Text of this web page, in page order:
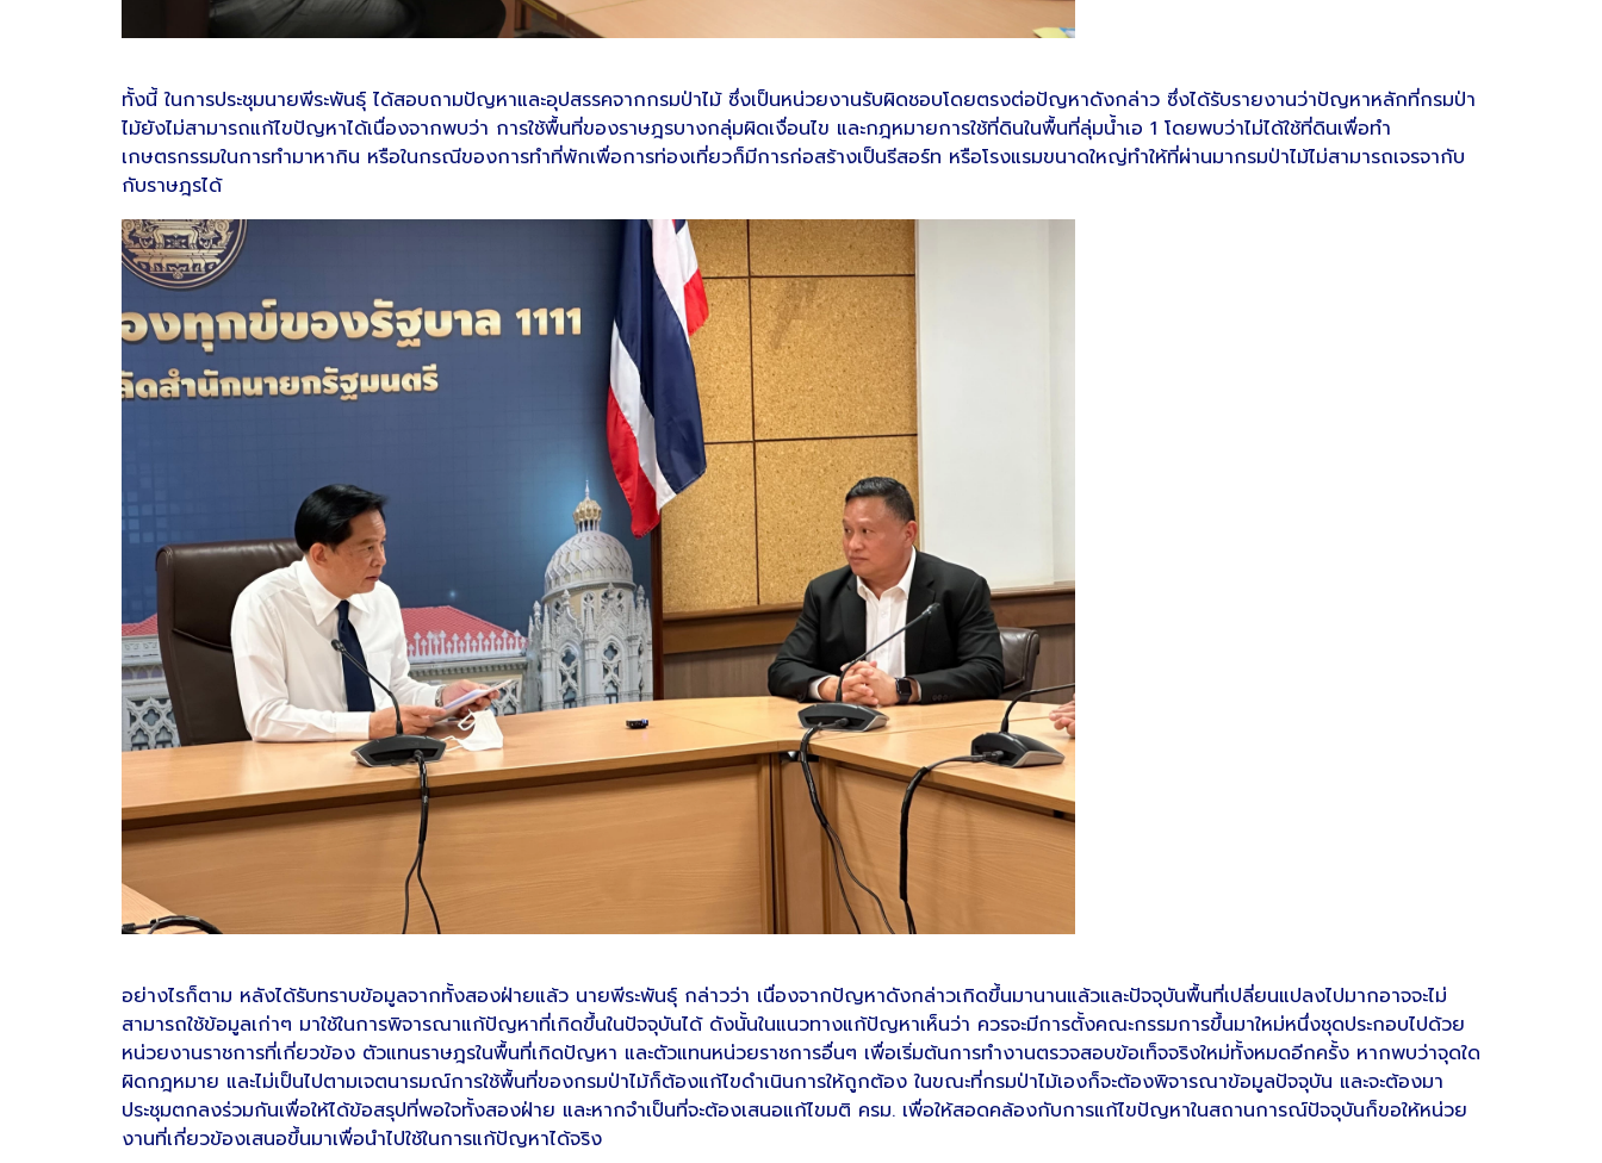
ทั้งนี้ ในการประชุมนายพีระพันธุ์ ได้สอบถามปัญหาและอุปสรรคจากกรมป่าไม้ ซึ่งเป็นหน่วยงานรับผิดชอบโดยตรงต่อปัญหาดังกล่าว ซึ่งได้รับรายงานว่าปัญหาหลักที่กรมป่า
ไม้ยังไม่สามารถแก้ไขปัญหาได้เนื่องจากพบว่า การใช้พื้นที่ของราษฎรบางกลุ่มผิดเงื่อนไข และกฎหมายการใช้ที่ดินในพื้นที่ลุ่มน้ำเอ 1 โดยพบว่าไม่ได้ใช้ที่ดินเพื่อทำ
เกษตรกรรมในการทำมาหากิน หรือในกรณีของการทำที่พักเพื่อการท่องเที่ยวก็มีการก่อสร้างเป็นรีสอร์ท หรือโรงแรมขนาดใหญ่ทำให้ที่ผ่านมากรมป่าไม้ไม่สามารถเจรจากับ
กับราษฎรได้
อย่างไรก็ตาม หลังได้รับทราบข้อมูลจากทั้งสองฝ่ายแล้ว นายพีระพันธุ์ กล่าวว่า เนื่องจากปัญหาดังกล่าวเกิดขึ้นมานานแล้วและปัจจุบันพื้นที่เปลี่ยนแปลงไปมากอาจจะไม่
สามารถใช้ข้อมูลเก่าๆ มาใช้ในการพิจารณาแก้ปัญหาที่เกิดขึ้นในปัจจุบันได้ ดังนั้นในแนวทางแก้ปัญหาเห็นว่า ควรจะมีการตั้งคณะกรรมการขึ้นมาใหม่หนึ่งชุดประกอบไปด้วย
หน่วยงานราชการที่เกี่ยวข้อง ตัวแทนราษฎรในพื้นที่เกิดปัญหา และตัวแทนหน่วยราชการอื่นๆ เพื่อเริ่มต้นการทำงานตรวจสอบข้อเท็จจริงใหม่ทั้งหมดอีกครั้ง หากพบว่าจุดใด
ผิดกฎหมาย และไม่เป็นไปตามเจตนารมณ์การใช้พื้นที่ของกรมป่าไม้ก็ต้องแก้ไขดำเนินการให้ถูกต้อง ในขณะที่กรมป่าไม้เองก็จะต้องพิจารณาข้อมูลปัจจุบัน และจะต้องมา
ประชุมตกลงร่วมกันเพื่อให้ได้ข้อสรุปที่พอใจทั้งสองฝ่าย และหากจำเป็นที่จะต้องเสนอแก้ไขมติ ครม. เพื่อให้สอดคล้องกับการแก้ไขปัญหาในสถานการณ์ปัจจุบันก็ขอให้หน่วย
งานที่เกี่ยวข้องเสนอขึ้นมาเพื่อนำไปใช้ในการแก้ปัญหาได้จริง